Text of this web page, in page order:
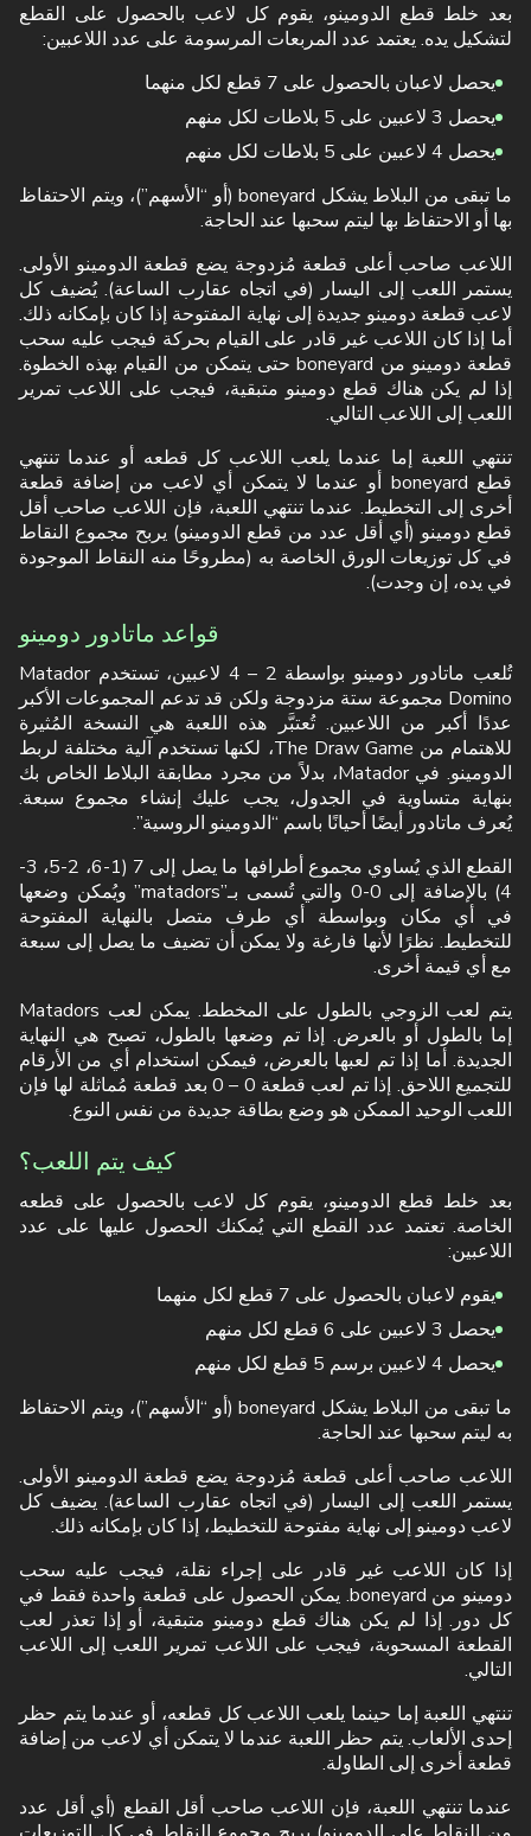
بعد خلط قطع الدومينو، يقوم كل لاعب بالحصول على القطع
لتشكيل يده. يعتمد عدد المربعات المرسومة على عدد اللاعبين:
يحصل لاعبان بالحصول على 7 قطع لكل منهما
يحصل 3 لاعبين على 5 بلاطات لكل منهم
يحصل 4 لاعبين على 5 بلاطات لكل منهم
ما تبقى من البلاط يشكل boneyard (أو “الأسهم”)، ويتم الاحتفاظ
بها أو الاحتفاظ بها ليتم سحبها عند الحاجة.
اللاعب صاحب أعلى قطعة مُزدوجة يضع قطعة الدومينو الأولى.
يستمر اللعب إلى اليسار (في اتجاه عقارب الساعة). يُضيف كل
لاعب قطعة دومينو جديدة إلى نهاية المفتوحة إذا كان بإمكانه ذلك.
أما إذا كان اللاعب غير قادر على القيام بحركة فيجب عليه سحب
قطعة دومينو من boneyard حتى يتمكن من القيام بهذه الخطوة.
إذا لم يكن هناك قطع دومينو متبقية، فيجب على اللاعب تمرير
اللعب إلى اللاعب التالي.
تنتهي اللعبة إما عندما يلعب اللاعب كل قطعه أو عندما تنتهي
قطع boneyard أو عندما لا يتمكن أي لاعب من إضافة قطعة
أخرى إلى التخطيط. عندما تنتهي اللعبة، فإن اللاعب صاحب أقل
قطع دومينو (أي أقل عدد من قطع الدومينو) يربح مجموع النقاط
في كل توزيعات الورق الخاصة به (مطروحًا منه النقاط الموجودة
في يده، إن وجدت).
قواعد ماتادور دومينو
تُلعب ماتادور دومينو بواسطة 2 – 4 لاعبين، تستخدم Matador
Domino مجموعة ستة مزدوجة ولكن قد تدعم المجموعات الأكبر
عددًا أكبر من اللاعبين. تُعتبَّر هذه اللعبة هي النسخة المُثيرة
للاهتمام من The Draw Game، لكنها تستخدم آلية مختلفة لربط
الدومينو. في Matador، بدلاً من مجرد مطابقة البلاط الخاص بك
بنهاية متساوية في الجدول، يجب عليك إنشاء مجموع سبعة.
يُعرف ماتادور أيضًا أحيانًا باسم “الدومينو الروسية”.
القطع الذي يُساوي مجموع أطرافها ما يصل إلى 7 (1-6، 2-5، 3-
4) بالإضافة إلى 0-0 والتي تُسمى بـ”matadors” ويُمكن وضعها
في أي مكان وبواسطة أي طرف متصل بالنهاية المفتوحة
للتخطيط. نظرًا لأنها فارغة ولا يمكن أن تضيف ما يصل إلى سبعة
مع أي قيمة أخرى.
يتم لعب الزوجي بالطول على المخطط. يمكن لعب Matadors
إما بالطول أو بالعرض. إذا تم وضعها بالطول، تصبح هي النهاية
الجديدة. أما إذا تم لعبها بالعرض، فيمكن استخدام أي من الأرقام
للتجميع اللاحق. إذا تم لعب قطعة 0 – 0 بعد قطعة مُماثلة لها فإن
اللعب الوحيد الممكن هو وضع بطاقة جديدة من نفس النوع.
كيف يتم اللعب؟
بعد خلط قطع الدومينو، يقوم كل لاعب بالحصول على قطعه
الخاصة. تعتمد عدد القطع التي يُمكنك الحصول عليها على عدد
اللاعبين:
يقوم لاعبان بالحصول على 7 قطع لكل منهما
يحصل 3 لاعبين على 6 قطع لكل منهم
يحصل 4 لاعبين برسم 5 قطع لكل منهم
ما تبقى من البلاط يشكل boneyard (أو “الأسهم”)، ويتم الاحتفاظ
به ليتم سحبها عند الحاجة.
اللاعب صاحب أعلى قطعة مُزدوجة يضع قطعة الدومينو الأولى.
يستمر اللعب إلى اليسار (في اتجاه عقارب الساعة). يضيف كل
لاعب دومينو إلى نهاية مفتوحة للتخطيط، إذا كان بإمكانه ذلك.
إذا كان اللاعب غير قادر على إجراء نقلة، فيجب عليه سحب
دومينو من boneyard. يمكن الحصول على قطعة واحدة فقط في
كل دور. إذا لم يكن هناك قطع دومينو متبقية، أو إذا تعذر لعب
القطعة المسحوبة، فيجب على اللاعب تمرير اللعب إلى اللاعب
التالي.
تنتهي اللعبة إما حينما يلعب اللاعب كل قطعه، أو عندما يتم حظر
إحدى الألعاب. يتم حظر اللعبة عندما لا يتمكن أي لاعب من إضافة
قطعة أخرى إلى الطاولة.
عندما تنتهي اللعبة، فإن اللاعب صاحب أقل القطع (أي أقل عدد